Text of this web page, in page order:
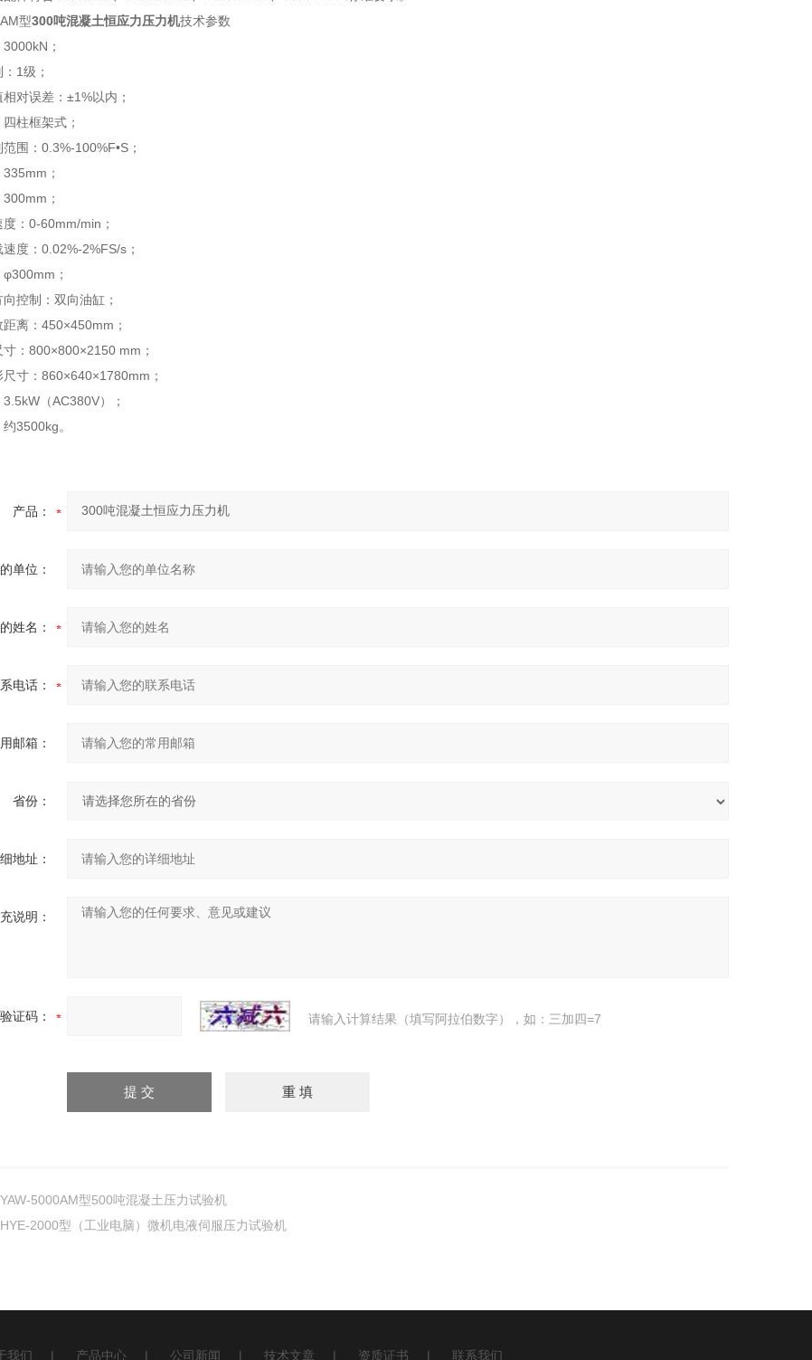
型300吨混凝土恒应力压力机技术参数
；
1级；
对误差：±1%以内；
柱框架式；
围：0.3%-100%F•S；
；
；
：0-60mm/min；
度：0.02%-2%FS/s；
；
控制：双向油缸；
离：450×450mm；
：800×800×2150 mm；
寸：860×640×1780mm；
（AC380V）；
3500kg。
产品：
单位：
姓名：
电话：
邮箱：
省份：
地址：
说明：
验证码： 请输入计算结果（填写阿拉伯数字），如：三加四=7
YAW-5000AM型500吨混凝土压力试验机
HYE-2000型（工业电脑）微机电液伺服压力试验机
我们 | 产品中心 | 公司新闻 | 技术文章 | 资质证书 | 联系我们